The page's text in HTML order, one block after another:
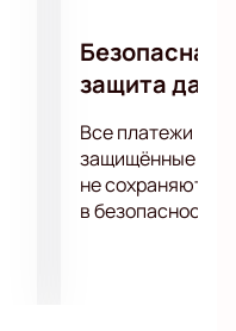
Безопасная
защита
Все платежи
защищённые
не сохраняются
в безопасности.